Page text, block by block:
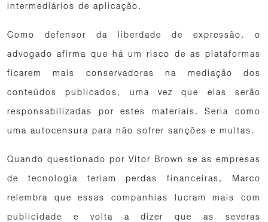
intermediários de aplicação.
Como defensor da liberdade de expressão, o
advogado afirma que há um risco de as plataformas
ficarem mais conservadoras na mediação dos
conteúdos publicados, uma vez que elas serão
responsabilizadas por estes materiais. Seria como
uma autocensura para não sofrer sanções e multas.
Quando questionado por Vitor Brown se as empresas
de tecnologia teriam perdas financeiras, Marco
relembra que essas companhias lucram mais com
publicidade e volta a dizer que as severas